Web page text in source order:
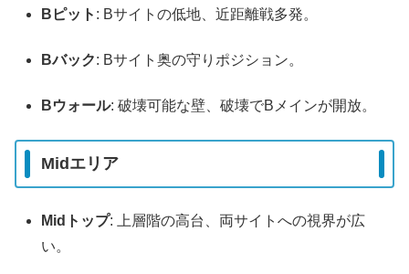
Bピット : Bサイトの低地、近距離戦多発。
Bバック: Bサイト奥の守りポジション。
Bウォール: 破壊可能な壁、破壊でBメインが開放。
Midエリア
Midトップ: 上層階の高台、両サイトへの視界が広
い。